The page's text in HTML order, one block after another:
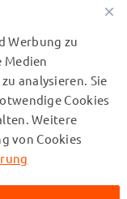
und
dass alle
über unsere
×
Werbung zu
Medien
analysieren. Sie
Cookies
Weitere
von Cookies